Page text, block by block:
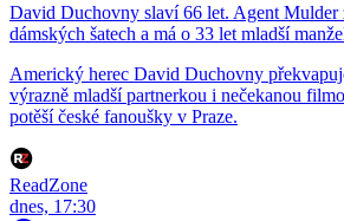
David Duchovny slaví 66 let. Agent Mulder
dámských šatech a má o 33 let mladší
Americký herec David Duchovny
výrazně mladší partnerkou i nečekanou
potěší české fanoušky v Praze.
ReadZone
dnes, 17:30